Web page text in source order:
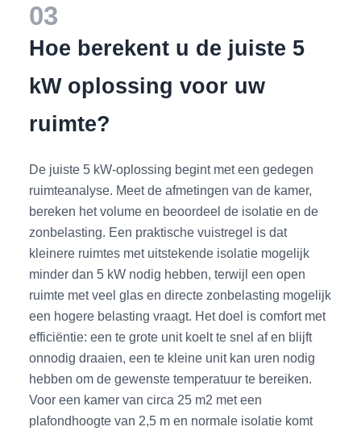
03
Hoe berekent u de juiste 5
kW oplossing voor uw
ruimte?
De juiste 5 kW-oplossing begint met een gedegen
ruimteanalyse. Meet de afmetingen van de kamer,
bereken het volume en beoordeel de isolatie en de
zonbelasting. Een praktische vuistregel is dat
kleinere ruimtes met uitstekende isolatie mogelijk
minder dan 5 kW nodig hebben, terwijl een open
ruimte met veel glas en directe zonbelasting mogelijk
een hogere belasting vraagt. Het doel is comfort met
efficiëntie: een te grote unit koelt te snel af en blijft
onnodig draaien, een te kleine unit kan uren nodig
hebben om de gewenste temperatuur te bereiken.
Voor een kamer van circa 25 m2 met een
plafondhoogte van 2,5 m en normale isolatie komt